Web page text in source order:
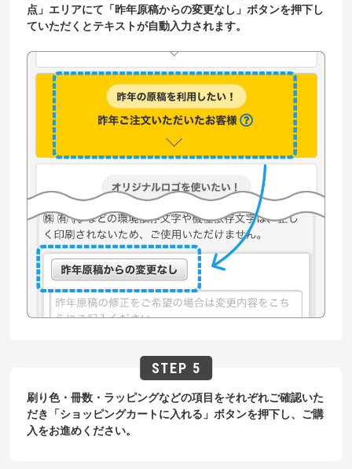
点」エリアにて「昨年原稿からの変更なし」ボタンを押下し
ていただくとテキストが自動入力されます。
刷り色・冊数・ラッピングなどの項目をそれぞれご確認いた
だき「ショッピングカートに入れる」ボタンを押下し、ご購
入をお進めください。